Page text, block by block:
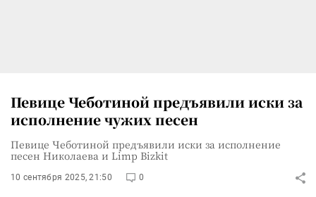
Певице Чеботиной предъявили иски за
исполнение чужих песен
Певице Чеботиной предъявили иски за исполнение
песен Николаева и Limp Bizkit
10 сентября 2025, 21:50 0